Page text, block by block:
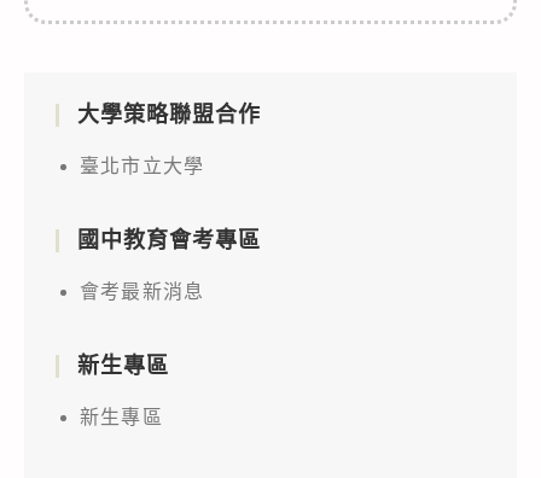
大學策略聯盟合作
臺北市立大學
國中教育會考專區
會考最新消息
新生專區
新生專區